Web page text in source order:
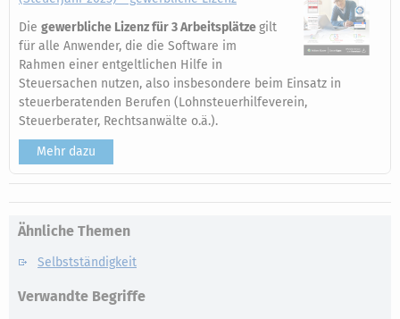
Die gewerbliche Lizenz für 3 Arbeitsplätzegilt
für alle Anwender, die die Software im
Rahmen einer entgeltlichen Hilfe in
Steuersachen nutzen, also insbesondere beim Einsatz in
steuerberatenden Berufen (Lohnsteuerhilfeverein,
Steuerberater, Rechtsanwälte o.ä.).
Mehr dazu
Ähnliche Themen
Selbstständigkeit
Verwandte Begriffe